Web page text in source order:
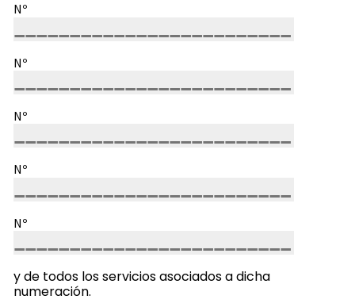
Nº
Nº
Nº
Nº
Nº
y de todos los servicios asociados a dicha
numeración.